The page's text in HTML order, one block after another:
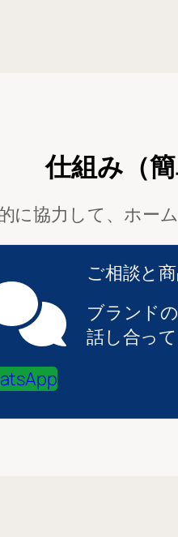
仕組み（
に協力して、ホー
ご相談と
ブランド
話し合っ